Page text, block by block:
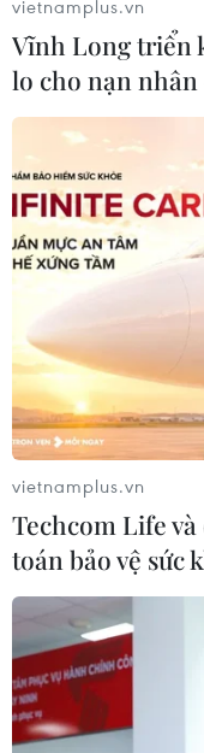
chủ tàu tự cânđối.
Với loại thiết bị
luồng cá, tổ
trước đây./.
#Phú Yên
Đắk Lắk
vietnamplus.vn
Vĩnh Long triển
lo cho nạn nhân
vietnamplus.vn
Techcom Life
toán bảo vệ sức